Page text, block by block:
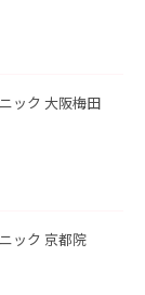
ック 大阪梅田
ック 京都院